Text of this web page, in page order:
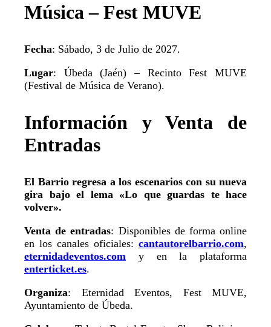
Música – Fest MUVE
Fecha: Sábado, 3 de Julio de 2027.
Lugar: Úbeda (Jaén) – Recinto Fest MUVE
(Festival de Música de Verano).
Información y Venta de
Entradas
El Barrio regresa a los escenarios con su nueva
gira bajo el lema «Lo que guardas te hace
volver».
Venta de entradas: Disponibles de forma online
en los canales oficiales: cantautorelbarrio.com,
eternidadeventos.com y en la plataforma
enterticket.es.
Organiza: Eternidad Eventos, Fest MUVE,
Ayuntamiento de Úbeda.